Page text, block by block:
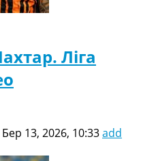
Ліга
Бер 13, 2026, 10:33add